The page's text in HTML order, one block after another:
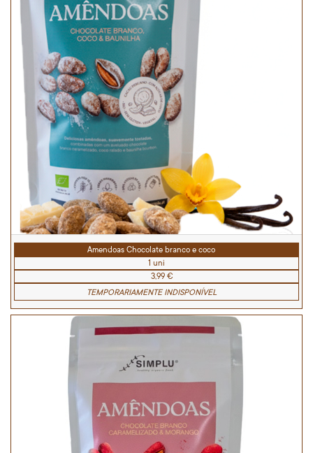
Amendoas Chocolate branco e coco
1 uni
3,99 €
TEMPORARIAMENTE INDISPONÍVEL